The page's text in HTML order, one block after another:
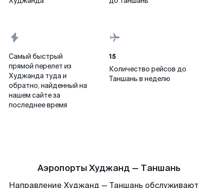
Самый быстрый
прямой перелет из
Худжанда туда и
обратно, найденный на
нашем сайте за
последнее время
15
Количество рейсов до
Таншань в неделю
Аэропорты Худжанд — Таншань
Направление Худжанд — Таншань обслуживают